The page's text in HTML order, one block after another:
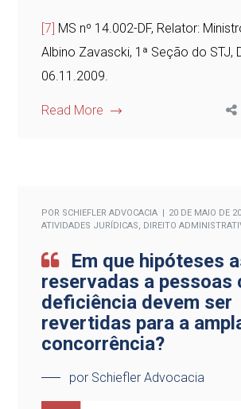
[7] MS nº 14.002-DF, Relator:
Albino Zavascki, 1ª Seção do STJ,
06.11.2009.
Read More
POR SCHIEFLER ADVOCACIA
20 DE MAIO DE
ATIVIDADES JURÍDICAS, DIREITO
Em que hipóteses
reservadas a pessoas
deficiência devem ser
revertidas para a
concorrência?
por Schiefler Advocacia